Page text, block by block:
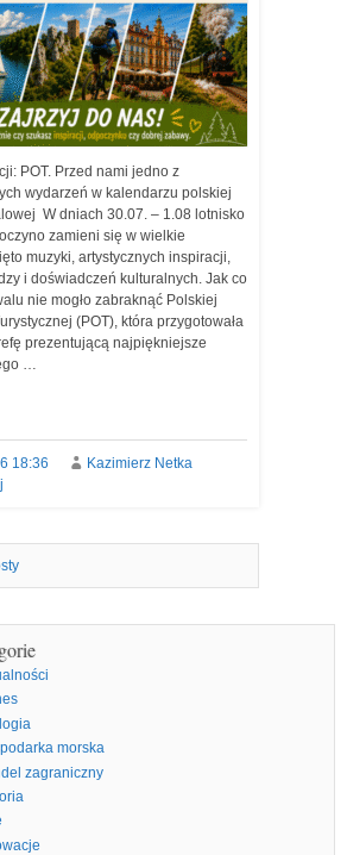
POT. Przed nami jedno z
wydarzeń w kalendarzu polskiej
W dniach 30.07. – 1.08 lotnisko
zamieni się w wielkie
muzyki, artystycznych inspiracji,
i doświadczeń kulturalnych. Jak co
nie mogło zabraknąć Polskiej
(POT), która przygotowała
prezentującą najpiękniejsze
…
18:36
Kazimierz Netka
morska
zagraniczny